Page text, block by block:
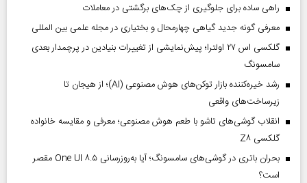
راهی ساده برای جلوگیری از چک‌های برگشتی در معاملات
معرفی گونه جدید گیاهی چهارمحال و بختیاری در مجله علمی بین المللی
گلکسی اس ۲۷ اولترا؛ پیش‌نمایشی از تغییرات بنیادین در پرچمدار بعدی
سامسونگ
رشد خیره‌کننده بازار توکن‌های هوش مصنوعی (AI)؛ از هیجان تا
زیرساخت‌های واقعی
انقلاب گوشی‌های تاشو‌ با طعم هوش مصنوعی؛ معرفی و مقایسه خانواده
گلکسی Z۸
بحران باتری در گوشی‌های سامسونگ؛ آیا به‌روزرسانی One UI ۸.۵ مقصر
است؟